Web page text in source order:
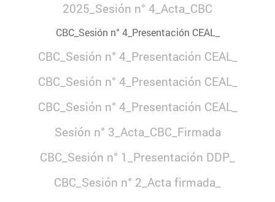
2025_Sesión n° 4_Acta_CBC
CBC_Sesión n° 4_Presentación CEAL_
CBC_Sesión n° 4_Presentación CEAL_
CBC_Sesión n° 4_Presentación CEAL_
CBC_Sesión n° 4_Presentación CEAL_
Sesión n° 3_Acta_CBC_Firmada
CBC_Sesión n° 1_Presentación DDP_
CBC_Sesión n° 2_Acta firmada_